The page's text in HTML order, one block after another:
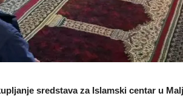
sredstava za Islamski centar u